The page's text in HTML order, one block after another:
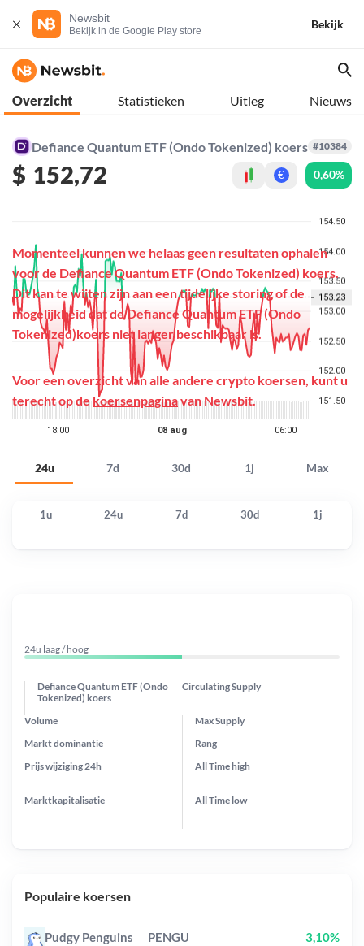
Newsbit
Bekijk in de Google Play store
Bekijk
Overzicht Statistieken Uitleg Nieuws
Defiance Quantum ETF (Ondo Tokenized) koers #10384
$ 152,72 € 0,60%
24u 7d 30d 1j Max
Momenteel kunnen we helaas geen resultaten ophalen
voor de Defiance Quantum ETF (Ondo Tokenized) koers.
Dit kan te wijten zijn aan een tijdelijke storing of de
mogelijkheid dat de Defiance Quantum ETF (Ondo
Tokenized)koers niet langer beschikbaar is.
Voor een overzicht van alle andere crypto koersen, kunt u
terecht op dekoersenpaginavan Newsbit.
1u 24u 7d 30d 1j
24u laag / hoog
Defiance Quantum ETF (Ondo
Tokenized) koers
Circulating Supply
Prijs wijziging 24h
Max Supply
Markt dominantie
Marktkapitalisatie
Volume
Rang
All Timehigh
All Time low
Populaire koersen
Pudgy Penguins PENGU 3,10%